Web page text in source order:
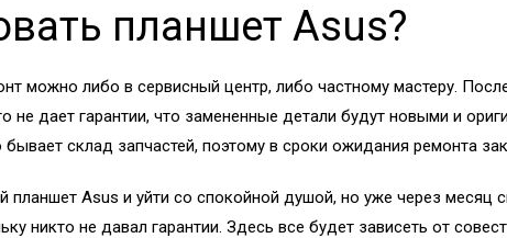
планшет Asus?
можно либо в сервисный центр, либо частному мастеру.
не дает гарантии, что замененные детали будут новыми и
склад запчастей, поэтому в сроки ожидания ремонта
Asus и уйти со спокойной душой, но уже через месяц
никто не давал гарантии. Здесь все будет зависеть от